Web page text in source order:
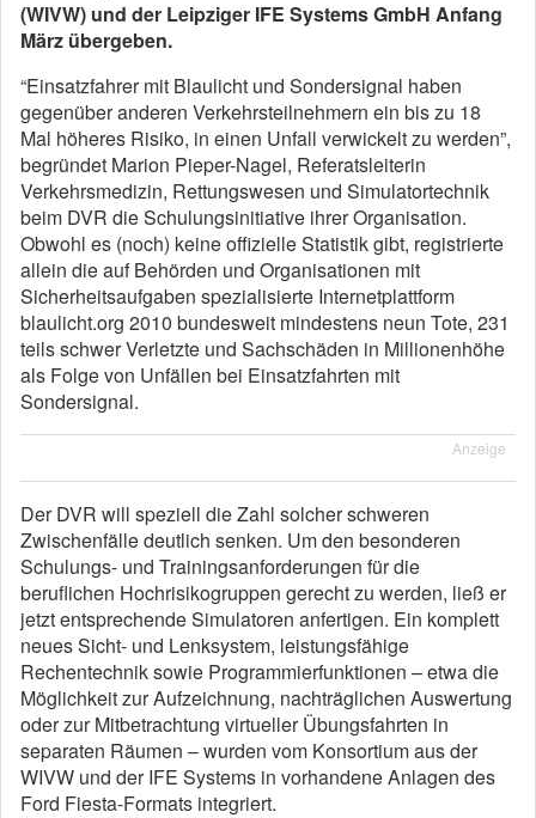
(WIVW) und der Leipziger IFE Systems GmbH Anfang
März übergeben.
“Einsatzfahrer mit Blaulicht und Sondersignal haben
gegenüber anderen Verkehrsteilnehmern ein bis zu 18
Mal höheres Risiko, in einen Unfall verwickelt zu werden”,
begründet Marion Pieper-Nagel, Referatsleiterin
Verkehrsmedizin, Rettungswesen und Simulatortechnik
beim DVR die Schulungsinitiative ihrer Organisation.
Obwohl es (noch) keine offizielle Statistik gibt, registrierte
allein die auf Behörden und Organisationen mit
Sicherheitsaufgaben spezialisierte Internetplattform
blaulicht.org 2010 bundesweit mindestens neun Tote, 231
teils schwer Verletzte und Sachschäden in Millionenhöhe
als Folge von Unfällen bei Einsatzfahrten mit
Sondersignal.
Anzeige
Der DVR will speziell die Zahl solcher schweren
Zwischenfälle deutlich senken. Um den besonderen
Schulungs- und Trainingsanforderungen für die
beruflichen Hochrisikogruppen gerecht zu werden, ließ er
jetzt entsprechende Simulatoren anfertigen. Ein komplett
neues Sicht- und Lenksystem, leistungsfähige
Rechentechnik sowie Programmierfunktionen – etwa die
Möglichkeit zur Aufzeichnung, nachträglichen Auswertung
oder zur Mitbetrachtung virtueller Übungsfahrten in
separaten Räumen – wurden vom Konsortium aus der
WIVW und der IFE Systems in vorhandene Anlagen des
Ford Fiesta-Formats integriert.